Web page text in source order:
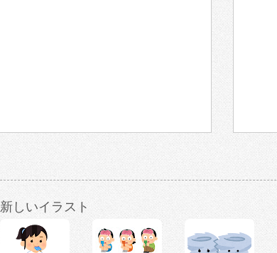
新しいイラスト